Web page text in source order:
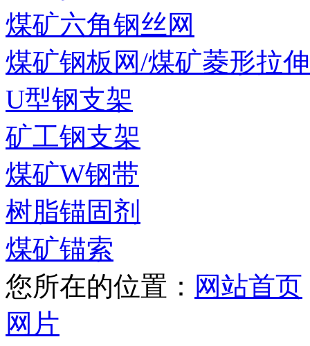
煤矿六角钢丝网
煤矿钢板网/煤矿菱形拉
U型钢支架
矿工钢支架
煤矿W钢带
树脂锚固剂
煤矿锚索
您所在的位置： 网站首页
网片